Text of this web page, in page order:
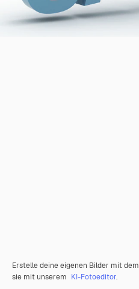
Erstelle deine eigenen Bilder mit dem
sie mit unserem KI-Fotoeditor.